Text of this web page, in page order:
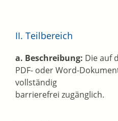
II. Teilbereich
a. Beschreibung: Die auf
PDF- oder Word-
vollständig
barrierefrei zugänglich.